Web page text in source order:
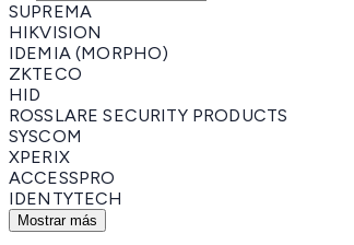
SUPREMA
HIKVISION
IDEMIA (MORPHO)
ZKTECO
HID
ROSSLARE SECURITY PRODUCTS
SYSCOM
XPERIX
ACCESSPRO
IDENTYTECH
Mostrar más